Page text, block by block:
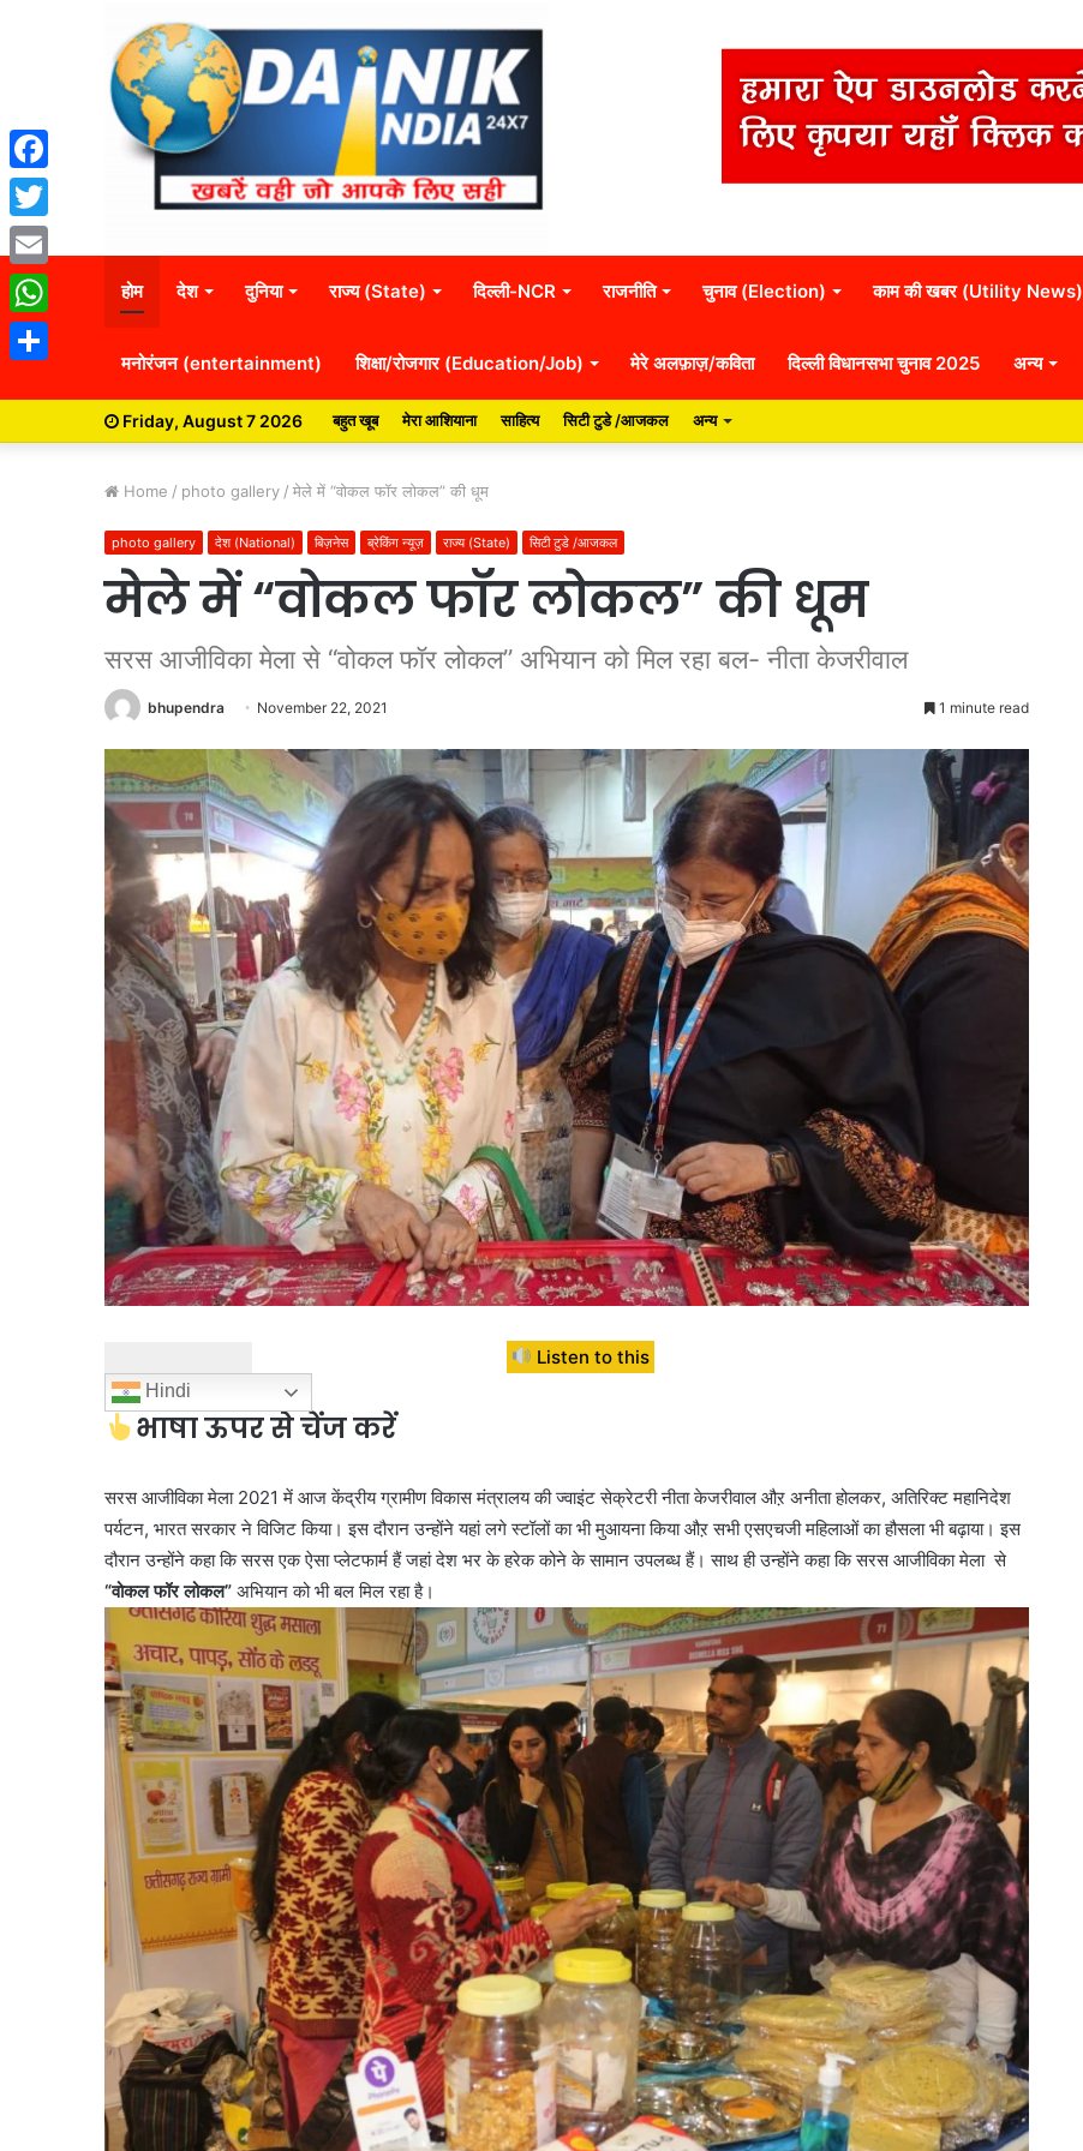
होम देश दुनिया राज्य (State) दिल्ली-NCR राजनीति चुनाव (Election) काम की खबर (Utility News)
मनोरंजन (entertainment) शिक्षा/रोजगार (Education/Job) मेरे अलफ़ाज़/कविता दिल्ली विधानसभा चुनाव 2025 अन्य
Friday, August 7 2026 बहुत खूब मेरा आशियाना साहित्य सिटी टुडे /आजकल अन्य
Home / photo gallery / मेले में “वोकल फॉर लोकल” की धूम
photo gallery देश (National) बिज़नेस ब्रेकिंग न्यूज़ राज्य (State) सिटी टुडे /आजकल
मेले में “वोकल फॉर लोकल” की धूम
सरस आजीविका मेला से “वोकल फॉर लोकल” अभियान को मिल रहा बल- नीता केजरीवाल
bhupendra November 22, 2021 1 minute read
Listen to this
Hindi
भाषा ऊपर से चेंज करें
सरस आजीविका मेला 2021 में आज केंद्रीय ग्रामीण विकास मंत्रालय की ज्वाइंट सेक्रेटरी नीता केजरीवाल औऱ अनीता होलकर, अतिरिक्ट महानिदेश
पर्यटन, भारत सरकार ने विजिट किया। इस दौरान उन्होंने यहां लगे स्टॉलों का भी मुआयना किया औऱ सभी एसएचजी महिलाओं का हौसला भी बढ़ाया। इस
दौरान उन्होंने कहा कि सरस एक ऐसा प्लेटफार्म हैं जहां देश भर के हरेक कोने के सामान उपलब्ध हैं। साथ ही उन्होंने कहा कि सरस आजीविका मेला से
“वोकल फॉर लोकल” अभियान को भी बल मिल रहा है।
Facebook
Twitter
Email
WhatsApp